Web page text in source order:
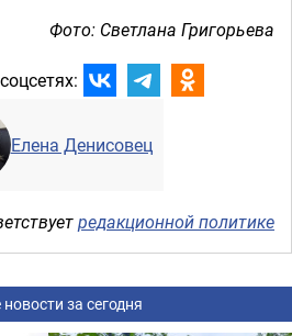
Фото: Светлана Григорьева
Елена Денисовец
редакционной политике
за сегодня